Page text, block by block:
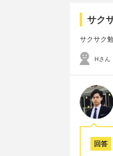
サク
サクサク
Hさん
回答